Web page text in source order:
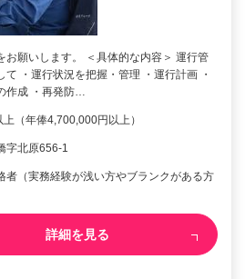
お願いします。 ＜具体的な内容＞ 運行管
て ・運行状況を把握・管理 ・運行計画 ・
作成 ・再発防…
（年俸4,700,000円以上）
字北原656-1
者（実務経験が浅い方やブランクがある方
詳細を見る